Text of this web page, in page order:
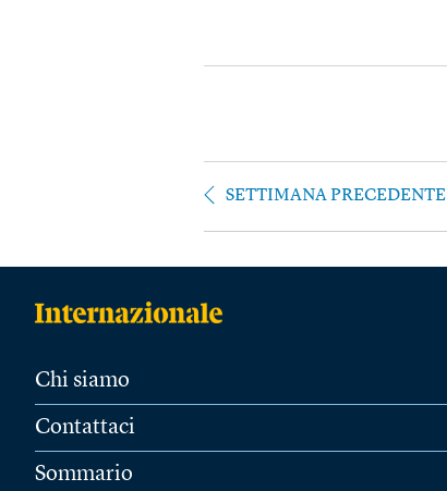
SETTIMANA PRECEDENTE
Chi siamo
Contattaci
Sommario